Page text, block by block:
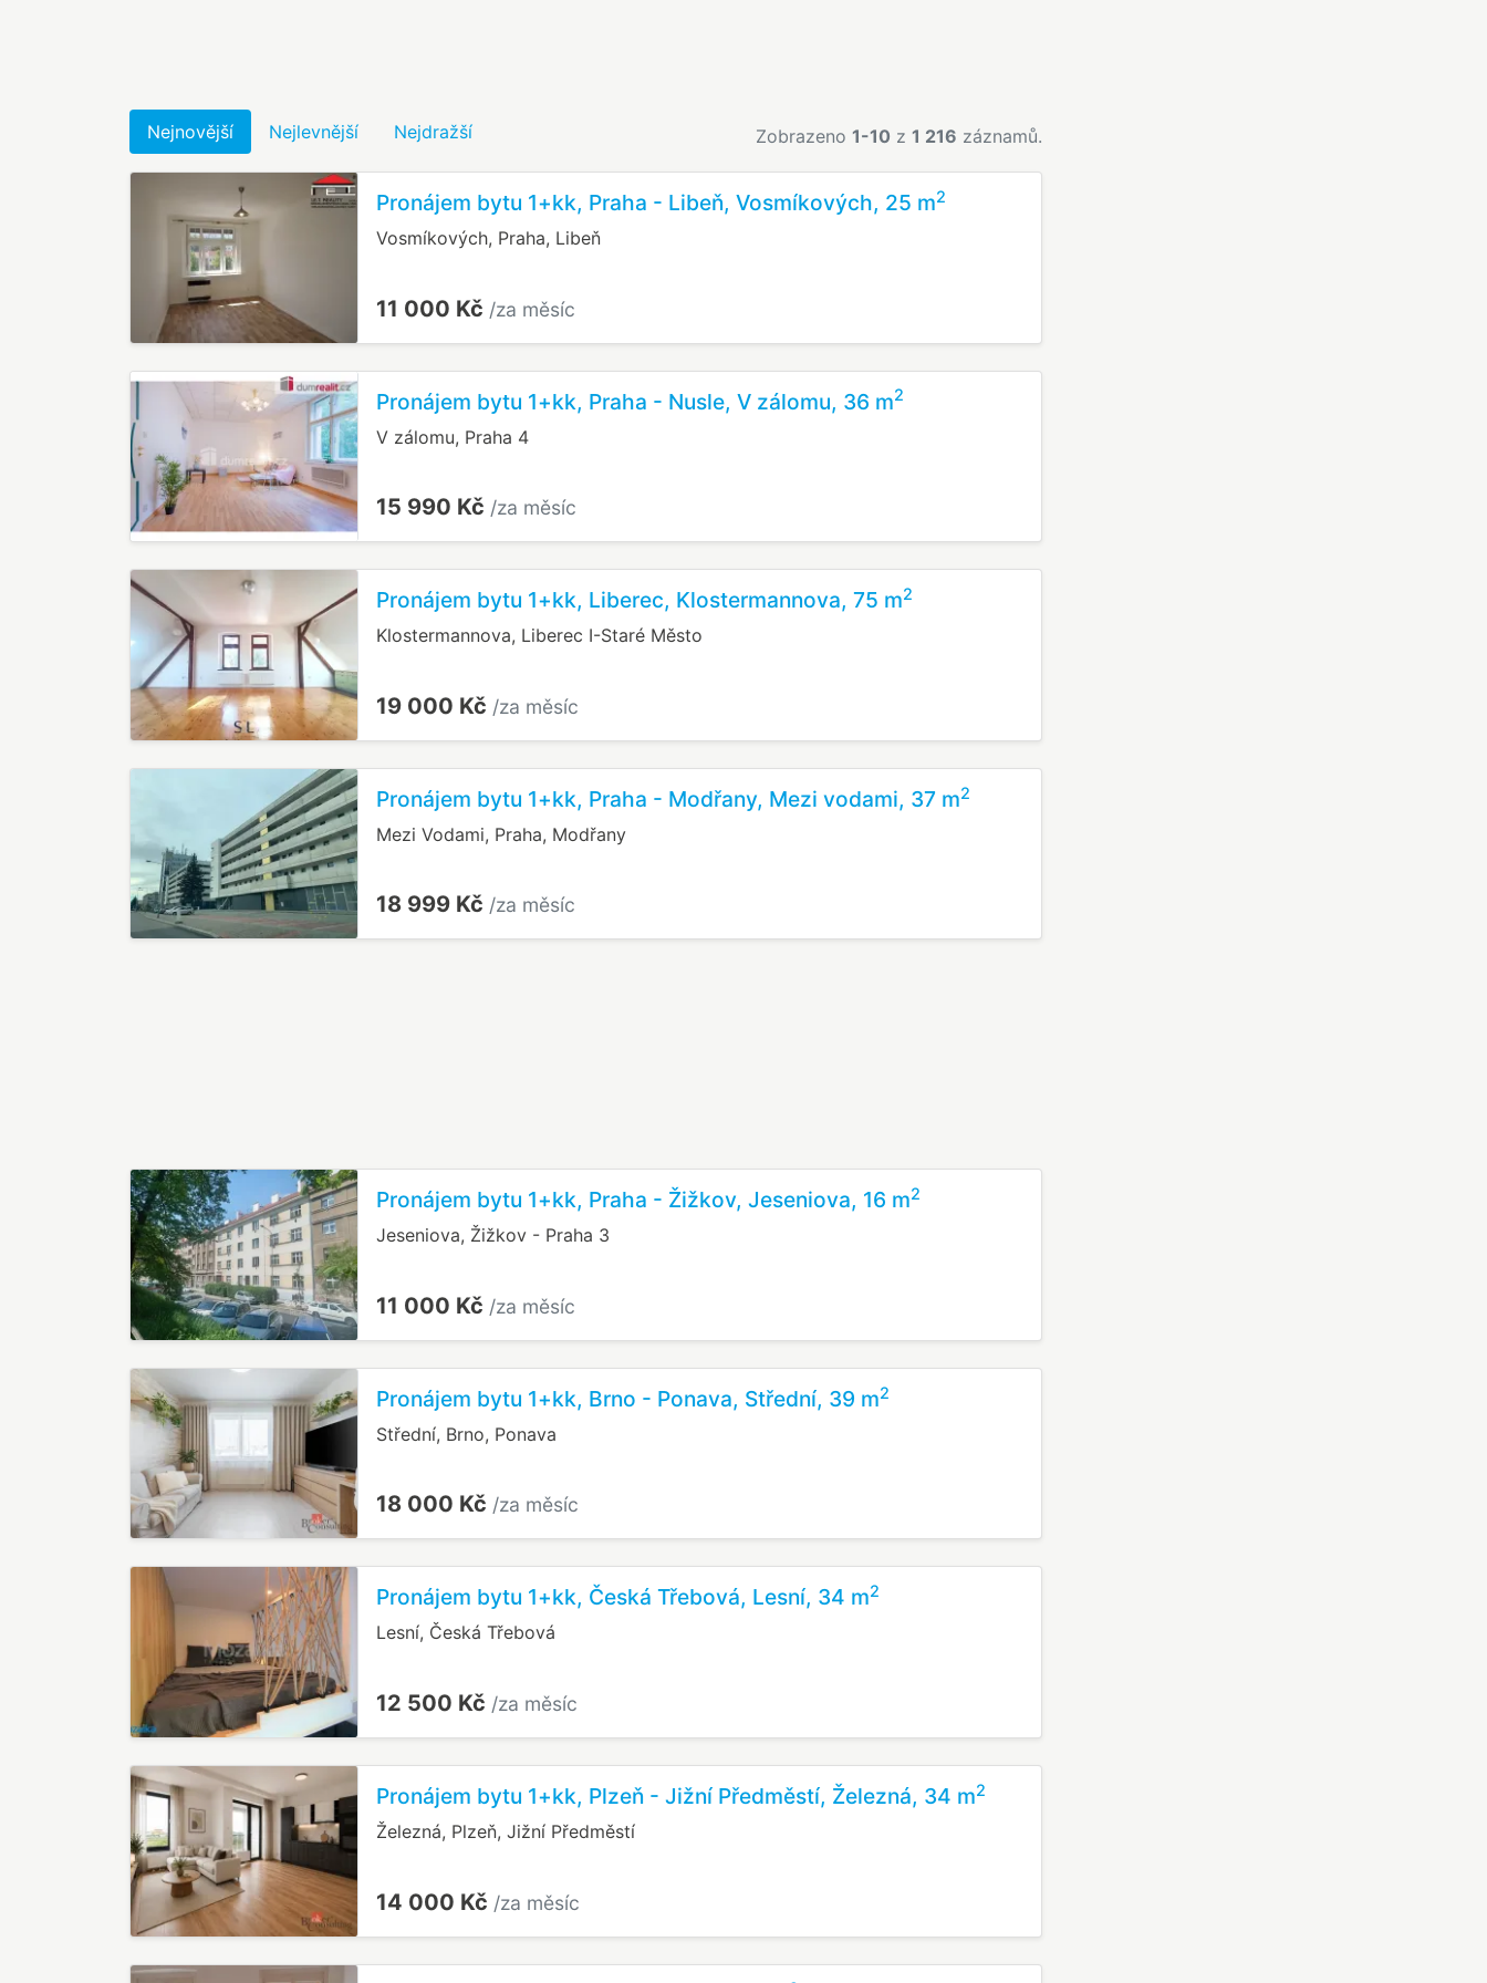
Nejnovější Nejlevnější Nejdražší Zobrazeno 1-10 z 1 216 záznamů.
Pronájem bytu 1+kk, Praha - Libeň, Vosmíkových, 25 m2
Vosmíkových, Praha, Libeň
11 000 Kč /za měsíc
Pronájem bytu 1+kk, Praha - Nusle, V zálomu, 36 m2
V zálomu, Praha 4
15 990 Kč /za měsíc
Pronájem bytu 1+kk, Liberec, Klostermannova, 75 m2
Klostermannova, Liberec I-Staré Město
19 000 Kč /za měsíc
Pronájem bytu 1+kk, Praha - Modřany, Mezi vodami, 37 m2
Mezi Vodami, Praha, Modřany
18 999 Kč /za měsíc
Pronájem bytu 1+kk, Praha - Žižkov, Jeseniova, 16 m2
Jeseniova, Žižkov - Praha 3
11 000 Kč /za měsíc
Pronájem bytu 1+kk, Brno - Ponava, Střední, 39 m2
Střední, Brno, Ponava
18 000 Kč /za měsíc
Pronájem bytu 1+kk, Česká Třebová, Lesní, 34 m2
Lesní, Česká Třebová
12 500 Kč /za měsíc
Pronájem bytu 1+kk, Plzeň - Jižní Předměstí, Železná, 34 m2
Železná, Plzeň, Jižní Předměstí
14 000 Kč /za měsíc